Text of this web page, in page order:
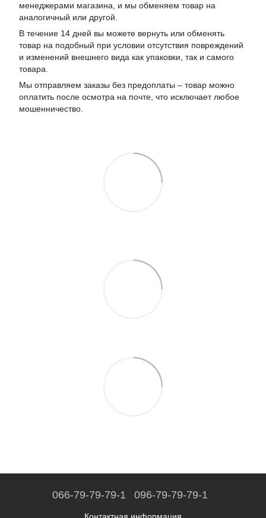
менеджерами магазина, и мы обменяем товар на
аналогичный или другой.
В течение 14 дней вы можете вернуть или обменять
товар на подобный при условии отсутствия повреждений
и изменений внешнего вида как упаковки, так и самого
товара.
Мы отправляем заказы без предоплаты – товар можно
оплатить после осмотра на почте, что исключает любое
мошенничество.
066-79-79-79-1 096-79-79-79-1